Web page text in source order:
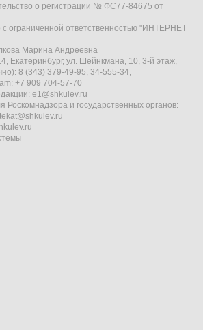
о регистрации № ФС77-84675 от
ограниченной ответственностью "ИНТЕРНЕТ
Марина Андреевна
Екатеринбург, ул. Шейнкмана, 10, 3-й этаж,
8 (343) 379-49-95, 34-555-34,
+7 909 704-57-70
e1@shkulev.ru
Роскомнадзора и государственных органов: